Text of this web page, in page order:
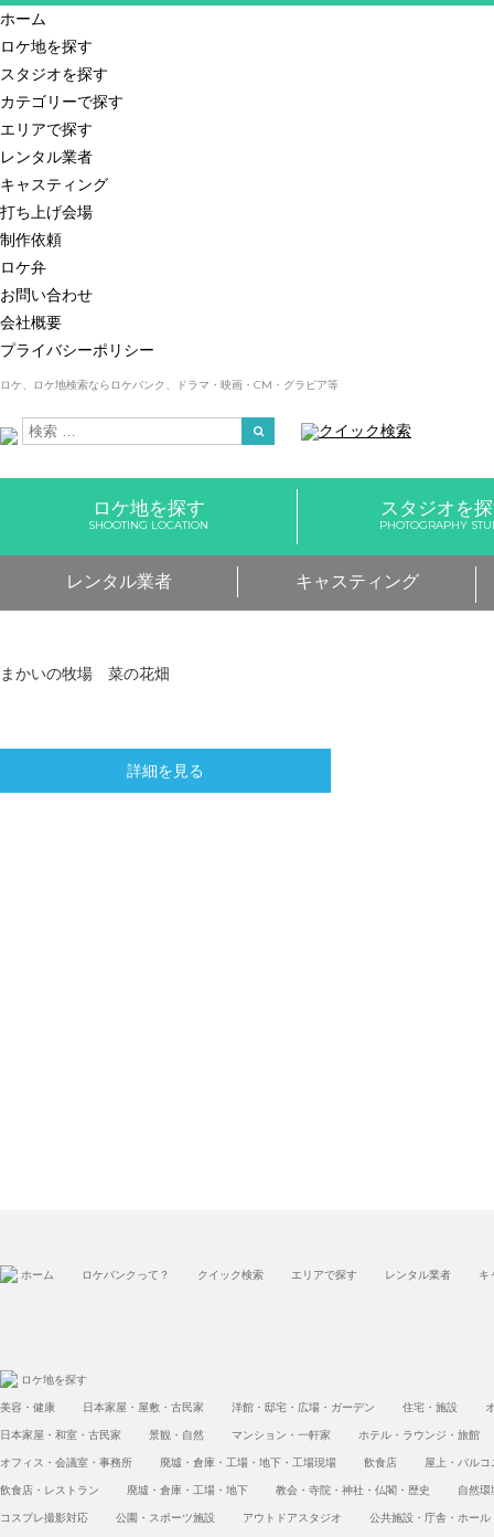
ホーム
ロケ地を探す
スタジオを探す
カテゴリーで探す
エリアで探す
レンタル業者
キャスティング
打ち上げ会場
制作依頼
ロケ弁
お問い合わせ
会社概要
プライバシーポリシー
ロケ、ロケ地検索ならロケバンク、ドラマ・映画・CM・グラビア等
クイック検索
ロケ地を探す
SHOOTING LOCATION
スタジオを
PHOTOGRAPHY
レンタル業者 キャスティング
まかいの牧場 菜の花畑
詳細を見る
ホーム ロケバンクって？ クイック検索 エリアで探す レンタル業者 キ
ロケ地を探す
美容・健康
日本家屋・屋敷・古民家 洋館・邸宅・広場・ガーデン 住宅・施設
日本家屋・和室・古民家
景観・自然 マンション・一軒家
ホテル・ラウンジ・旅館
オフィス・会議室・事務所
廃墟・倉庫・工場・地下・工場現場 飲食店
屋上・バル
飲食店・レストラン
廃墟・倉庫・工場・地下 教会・寺院・神社・仏閣・歴史
自然環
コスプレ撮影対応
公園・スポーツ施設 アウトドアスタジオ
公共施設・庁舎・ホール